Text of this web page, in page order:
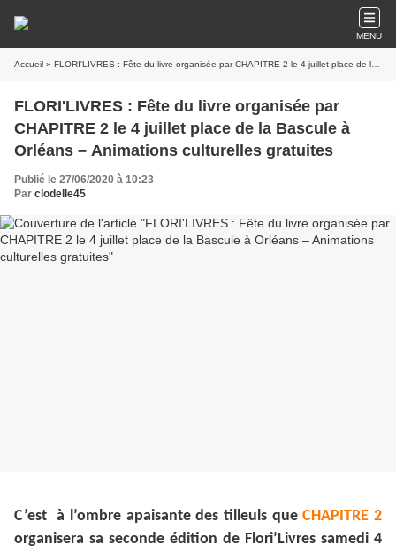
MENU
Accueil » FLORI'LIVRES : Fête du livre organisée par CHAPITRE 2 le 4 juillet place de la Bascule à Orléans – Animations culturelles gratuites
FLORI'LIVRES : Fête du livre organisée par
CHAPITRE 2 le 4 juillet place de la Bascule à
Orléans – Animations culturelles gratuites
Publié le 27/06/2020 à 10:23
Par clodelle45
C’est à l’ombre apaisante des tilleuls queCHAPITRE 2
organisera sa seconde édition de Flori’Livres samedi 4